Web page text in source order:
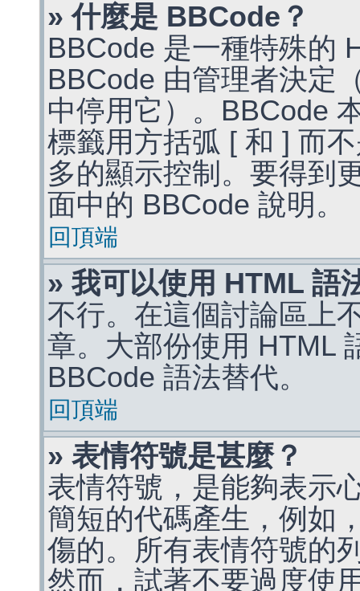
» 什麼是 BBCode？
BBCode 是一種特殊的
BBCode 由管理者決定
中停用它）。BBCode
標籤用方括弧 [ 和 ] 而
多的顯示控制。要得到
面中的 BBCode 說明。
回頂端
» 我可以使用 HTML 語
不行。在這個討論區上
章。大部份使用 HTML
BBCode 語法替代。
回頂端
» 表情符號是甚麼？
表情符號，是能夠表示
簡短的代碼產生，例如
傷的。所有表情符號的
然而，試著不要過度使